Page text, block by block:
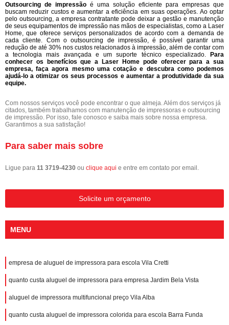
Outsourcing de impressão é uma solução eficiente para empresas que
buscam reduzir custos e aumentar a eficiência em suas operações. Ao optar
pelo outsourcing, a empresa contratante pode deixar a gestão e manutenção
de seus equipamentos de impressão nas mãos de especialistas, como a Laser
Home, que oferece serviços personalizados de acordo com a demanda de
cada cliente. Com o outsourcing de impressão, é possível garantir uma
redução de até 30% nos custos relacionados à impressão, além de contar com
a tecnologia mais avançada e um suporte técnico especializado. Para
conhecer os benefícios que a Laser Home pode oferecer para a sua
empresa, faça agora mesmo uma cotação e descubra como podemos
ajudá-lo a otimizar os seus processos e aumentar a produtividade da sua
equipe.
Com nossos serviços você pode encontrar o que almeja. Além dos serviços já
citados, também trabalhamos com manutenção de impressoras e outsourcing
de impressão. Por isso, fale conosco e saiba mais sobre nossa empresa.
Garantimos a sua satisfação!
Para saber mais sobre
Ligue para 11 3719-4230 ou clique aqui e entre em contato por email.
Solicite um orçamento
MENU
empresa de aluguel de impressora para escola Vila Cretti
quanto custa aluguel de impressora para empresa Jardim Bela Vista
aluguel de impressora multifuncional preço Vila Alba
quanto custa aluguel de impressora colorida para escola Barra Funda